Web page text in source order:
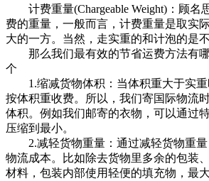
计费重量(Chargeable Weight)：顾名
费的重量，一般而言，计费重量是取实
大的一方。当然，走实重的和计泡的是
那么我们最有效的节省运费方法有哪
个
1.缩减货物体积：当体积重大于实重
按体积重收费。所以，我们寄国际物流
体积。例如我们邮寄的衣物，可以通过
压缩到最小。
2.减轻货物重量：通过减轻货物重量
物流成本。比如除去货物里多余的包装
材料，包装内部使用轻便的填充物，最